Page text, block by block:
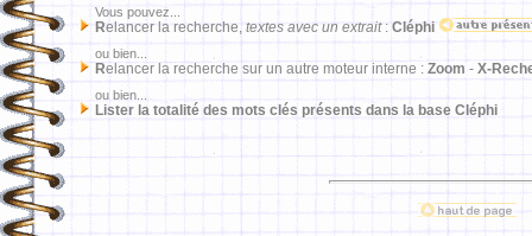
Vous pouvez...
Relancer la recherche, textes avec un extrait: Cléphi
ou bien...
Relancer la recherche sur un autre moteur interne : Zoom - X-
ou bien...
Lister la totalité des mots clés présents dans la base Cléphi